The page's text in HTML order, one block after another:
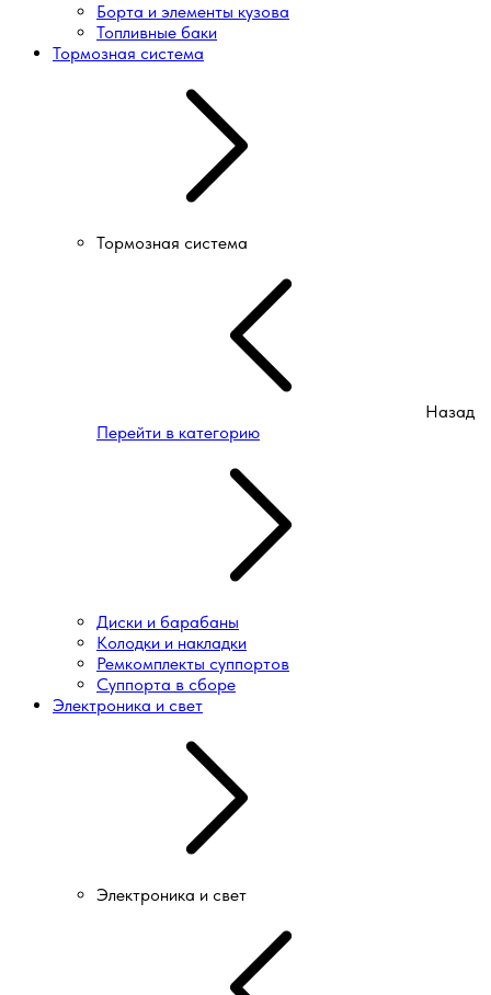
Борта и элементы кузова
Топливные баки
Тормозная система
Тормозная система
Назад
Перейти в категорию
Диски и барабаны
Колодки и накладки
Ремкомплекты суппортов
Суппорта в сборе
Электроника и свет
Электроника и свет